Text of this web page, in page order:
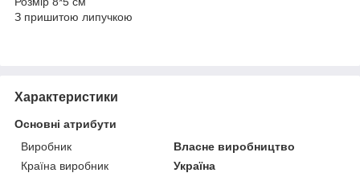
З пришитою липучкою
Характеристики
Основні атрибути
Виробник
Власне виробництво
Країна виробник
Україна